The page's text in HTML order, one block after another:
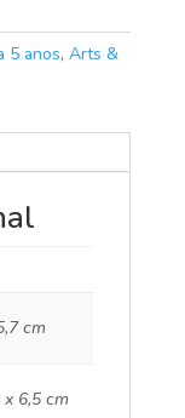
5 anos, Arts &
cm
6,5 cm